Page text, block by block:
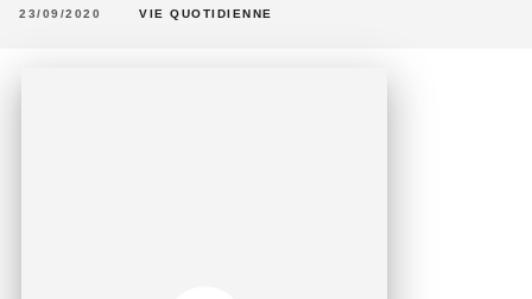
23/09/2020 VIE QUOTIDIENNE